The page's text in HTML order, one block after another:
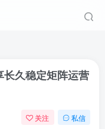
久稳定矩阵运营
关注 私信